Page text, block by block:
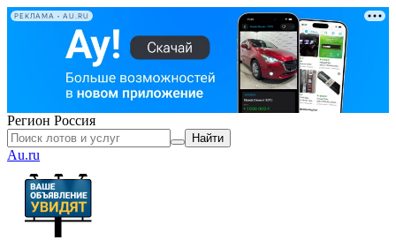
РЕКЛАМА • AU.RU
Регион Россия
Найти
Au.ru